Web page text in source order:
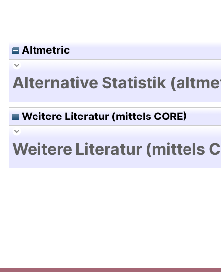
Altmetric
Alternative Statistik
Weitere Literatur (mittels CORE)
Weitere Literatur (mittels